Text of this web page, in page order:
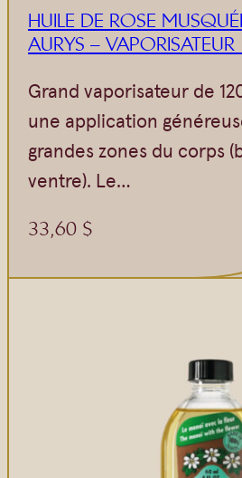
HUILE DE ROSE
AURYS – VAPORISATEUR
Grand vaporisateur de
une application
grandes zones du corps
ventre). Le…
33,60 $